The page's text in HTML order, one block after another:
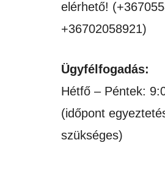
elérhető!
+36702058921)
Ügyfélfogadás:
Hétfő – Péntek:
(időpont
szükséges)